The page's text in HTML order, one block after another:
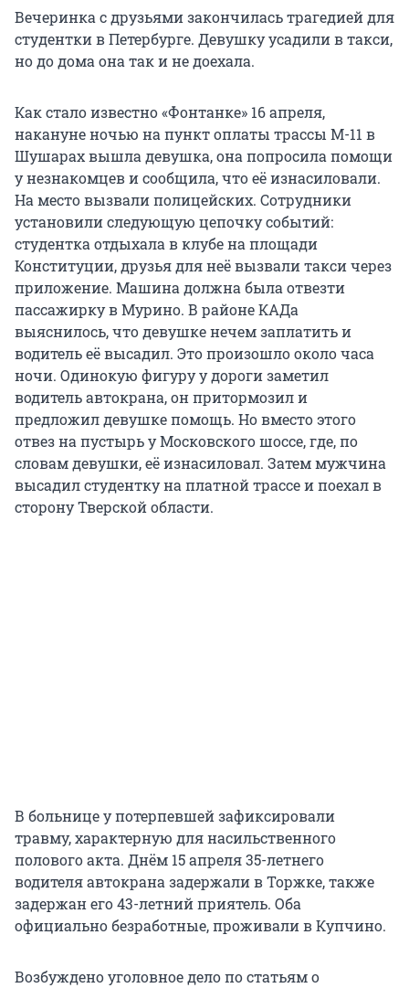
Вечеринка с друзьями закончилась трагедией для
студентки в Петербурге. Девушку усадили в такси,
но до дома она так и не доехала.
Как стало известно «Фонтанке» 16 апреля,
накануне ночью на пункт оплаты трассы М-11 в
Шушарах вышла девушка, она попросила помощи
у незнакомцев и сообщила, что её изнасиловали.
На место вызвали полицейских. Сотрудники
установили следующую цепочку событий:
студентка отдыхала в клубе на площади
Конституции, друзья для неё вызвали такси через
приложение. Машина должна была отвезти
пассажирку в Мурино. В районе КАДа
выяснилось, что девушке нечем заплатить и
водитель её высадил. Это произошло около часа
ночи. Одинокую фигуру у дороги заметил
водитель автокрана, он притормозил и
предложил девушке помощь. Но вместо этого
отвез на пустырь у Московского шоссе, где, по
словам девушки, её изнасиловал. Затем мужчина
высадил студентку на платной трассе и поехал в
сторону Тверской области.
В больнице у потерпевшей зафиксировали
травму, характерную для насильственного
полового акта. Днём 15 апреля 35-летнего
водителя автокрана задержали в Торжке, также
задержан его 43-летний приятель. Оба
официально безработные, проживали в Купчино.
Возбуждено уголовное дело по статьям о